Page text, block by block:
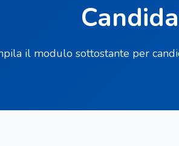
il modulo sottostante per